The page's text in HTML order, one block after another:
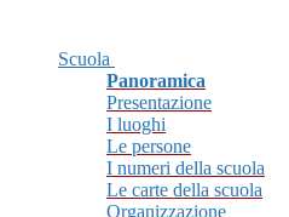
Scuola
Panoramica
Presentazione
I luoghi
Le persone
I numeri della scuola
Le carte della scuola
Organizzazione